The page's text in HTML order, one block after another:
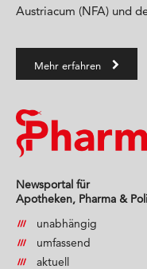
Austriacum (NFA) und
Mehr erfahren
Newsportal für
Apotheken, Pharma &
unabhängig
umfassend
aktuell